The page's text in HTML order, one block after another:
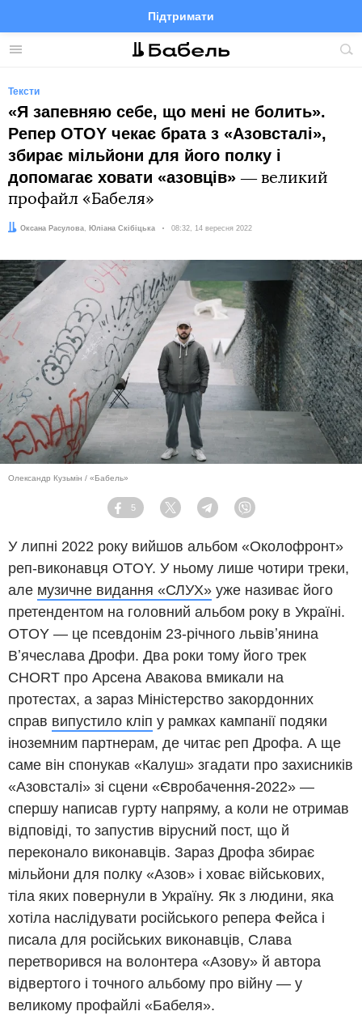
Меню
Підтримати
FacebookTelegramTwitter
Тексти
«Я запевняю себе, що мені не болить».
Репер OTOY чекає брата з «Азовсталі»,
збирає мільйони для його полку і
допомагає ховати «азовців»― великий
профайл «Бабеля»
Автор:
Оксана Расулова
Редактор: Юліана Скібіцька Дата:
08:32, 14 вересня 2022
Олександр Кузьмін / «Бабель»
Facebook
5
Twitter TelegramViber
У липні 2022 року вийшов альбом «Околофронт»
реп-виконавця OTOY. У ньому лише чотири треки,
але музичне видання «СЛУХ» уже називає його
претендентом на головний альбом року в Україні.
OTOY — це псевдонім 23-річного львівʼянина
Вʼячеслава Дрофи. Два роки тому його трек
CHORT про Арсена Авакова вмикали на
протестах, а зараз Міністерство закордонних
справ випустило кліп у рамках кампанії подяки
іноземним партнерам, де читає реп Дрофа. А ще
саме він спонукав «Калуш» згадати про захисників
«Азовсталі» зі сцени «Євробачення-2022» ―
спершу написав гурту напряму, а коли не отримав
відповіді, то запустив вірусний пост, що й
переконало виконавців. Зараз Дрофа збирає
мільйони для полку «Азов» і ховає військових,
тіла яких повернули в Україну. Як з людини, яка
хотіла наслідувати російського репера Фейса і
писала для російських виконавців, Слава
перетворився на волонтера «Азову» й автора
відвертого і точного альбому про війну ― у
великому профайлі «Бабеля».